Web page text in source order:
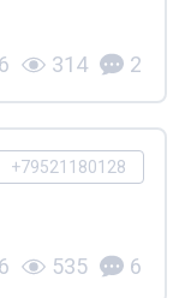
314 2
+79521180128
535 6